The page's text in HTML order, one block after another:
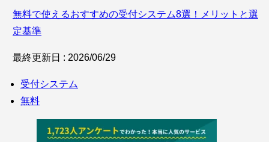
無料で使えるおすすめの受付システム8選！メリットと選
定基準
最終更新日 : 2026/06/29
受付システム
無料